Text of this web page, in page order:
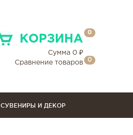
КОРЗИНА
0
Сумма 0 ₽
Сравнение товаров
0
СУВЕНИРЫ И ДЕКОР